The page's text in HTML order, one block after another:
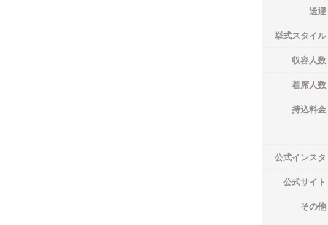
送迎
挙式スタイル
収容人数
着席人数
持込料金
公式インスタ
公式サイト
その他